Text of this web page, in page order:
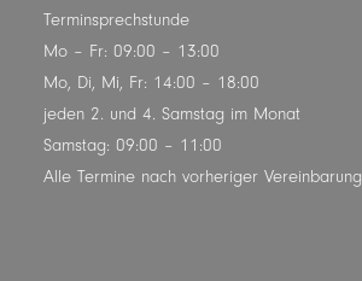
Terminsprechstunde
Mo – Fr: 09:00 – 13:00
Mo, Di, Mi, Fr: 14:00 – 18:00
jeden 2. und 4. Samstag im Monat
Samstag: 09:00 – 11:00
Alle Termine nach vorheriger Vereinbarung